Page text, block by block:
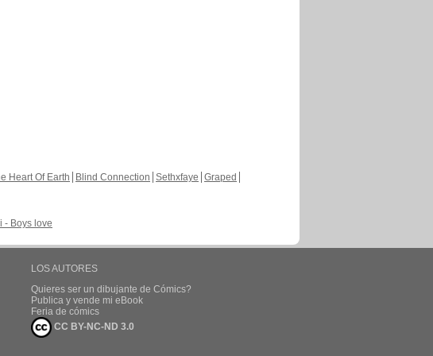
Heart Of Earth Blind Connection Sethxfaye Graped
- Boys love
LOS AUTORES
Quieres ser un dibujante de Cómics?
Publica y vende mi eBook
Feria de cómics
CC BY-NC-ND 3.0